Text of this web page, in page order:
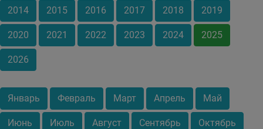
2014 2015 2016 2017 2018 2019
2020 2021 2022 2023 2024 2025
2026
Январь Февраль Март Апрель Май
Июнь Июль Август Сентябрь Октябрь